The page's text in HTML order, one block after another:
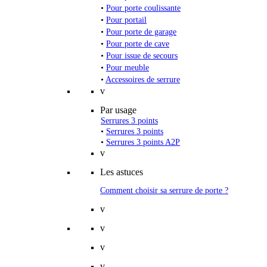
• Pour porte coulissante
• Pour portail
• Pour porte de garage
• Pour porte de cave
• Pour issue de secours
• Pour meuble
• Accessoires de serrure
v
Par usage
Serrures 3 points
• Serrures 3 points
• Serrures 3 points A2P
v
Les astuces
Comment choisir sa serrure de porte ?
v
v
v